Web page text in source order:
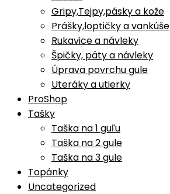
Gripy,Tejpy,pásky a kože
Prášky,loptičky a vankúše
Rukavice a návleky
Špičky, päty a návleky
Úprava povrchu gule
Uteráky a utierky
ProShop
Tašky
Taška na 1 guľu
Taška na 2 gule
Taška na 3 gule
Topánky
Uncategorized